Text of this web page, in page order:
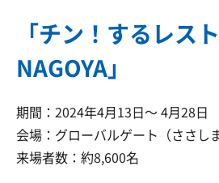
「チン！するレス
NAGOYA」
期間：2024年4月13日～ 4月28日
会場：グローバルゲート（ささし
来場者数：約8,600名